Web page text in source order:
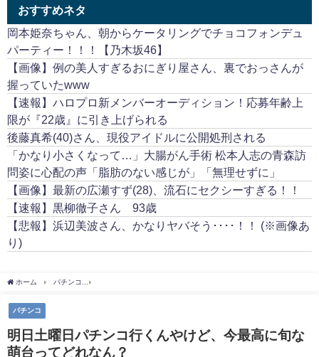
おすすめネタ
岡本姫奈ちゃん、朝からケータリングでチョコフォンデュ
パーティー！！！【乃木坂46】
【画像】例の美人すぎるおにぎり屋さん、裏でおっさんが
握っていたwww
【速報】ハロプロ新メンバーオーディション！応募年齢上
限が『22歳』に引き上げられる
後藤真希(40)さん、現役アイドルに公開処刑される
「かなり小さくなって…」大腸がん手術 松本人志の青森訪
問姿に心配の声「脂肪のない感じが」「無理せずに」
【画像】最新の広瀬すず(28)、流石にセクシーすぎる！！
【速報】黒柳徹子さん 93歳
【悲報】浜辺美波さん、かなりヤバそう････！！ (※画像あ
り)
ホーム パチンコ
パチンコ
明日土曜日パチンコ行くんやけど、今最高に旬な
萌台ってどれなん？